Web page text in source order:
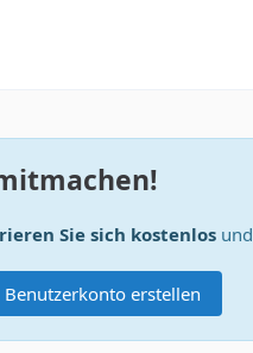
Sie sich kostenlos
Benutzerkonto erstellen